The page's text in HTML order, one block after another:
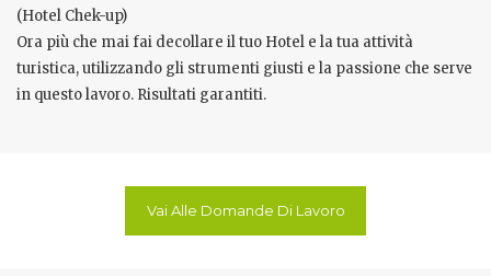
(Hotel Chek-up)
Ora più che mai fai decollare il tuo Hotel e la tua attività
turistica, utilizzando gli strumenti giusti e la passione che serve
in questo lavoro. Risultati garantiti.
Vai Alle Domande Di Lavoro